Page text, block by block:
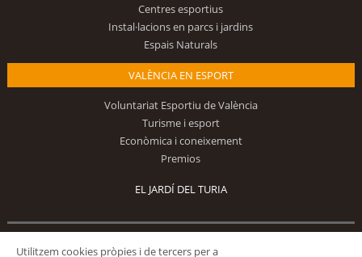
Centres esportius
Instal·lacions en parcs i jardins
Espais Naturals
VALÈNCIA EN ESPORT
Voluntariat Esportiu de València
Turisme i esport
Econòmica i coneixement
Premios
EL JARDÍ DEL TURIA
Utilitzem cookies pròpies i de tercers per a